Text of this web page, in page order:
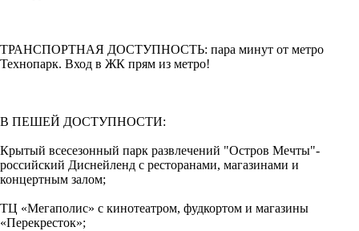
ТРАНСПОРТНАЯ ДОСТУПНОСТЬ: пара минут от метро
Технопарк. Вход в ЖК прям из метро!
В ПЕШЕЙ ДОСТУПНОСТИ:
Крытый всесезонный парк развлечений "Остров Мечты"-
российский Диснейленд с ресторанами, магазинами и
концертным залом;
ТЦ «Мегаполис» с кинотеатром, фудкортом и магазины
«Перекресток»;